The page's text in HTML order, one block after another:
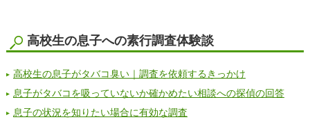
高校生の息子への素行調査体験談
高校生の息子がタバコ臭い｜調査を依頼するきっかけ
息子がタバコを吸っていないか確かめたい相談への探偵の回答
息子の状況を知りたい場合に有効な調査